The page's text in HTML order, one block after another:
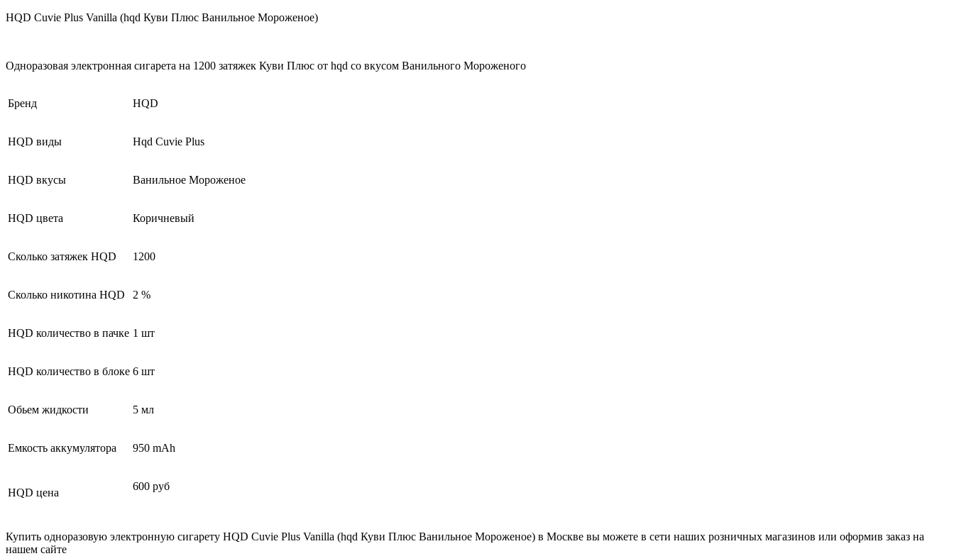
HQD Cuvie Plus Vanilla (hqd Куви Плюс Ванильное Мороженое)
Одноразовая электронная сигарета на 1200 затяжек Куви Плюс от hqd со вкусом Ванильного Мороженого
Бренд HQD
HQD виды Hqd Cuvie Plus
HQD вкусы Ванильное Мороженое
HQD цвета Коричневый
Сколько затяжек HQD 1200
Сколько никотина HQD 2 %
HQD количество в пачке 1 шт
HQD количество в блоке 6 шт
Обьем жидкости 5 мл
Емкость аккумулятора 950 mAh
HQD цена
600 руб
Купить одноразовую электронную сигарету HQD Cuvie Plus Vanilla (hqd Куви Плюс Ванильное Мороженое) в Москве вы можете в сети наших розничных магазинов или оформив заказ на
нашем сайте